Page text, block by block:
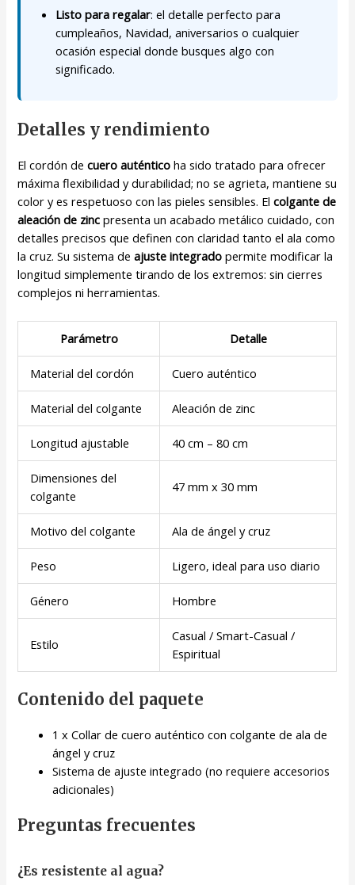
Listo para regalar: el detalle perfecto para
cumpleaños, Navidad, aniversarios o cualquier
ocasión especial donde busques algo con
significado.
Detalles y rendimiento
El cordón decuero auténtico ha sido tratado para ofrecer
máxima flexibilidad y durabilidad; no se agrieta, mantiene su
color y es respetuoso con las pieles sensibles. Elcolgante de
aleación de zinc presenta un acabado metálico cuidado, con
detalles precisos que definen con claridad tanto el ala como
la cruz. Su sistema deajuste integrado permite modificar la
longitud simplemente tirando de los extremos: sin cierres
complejos ni herramientas.
Parámetro Detalle
Material del cordón Cuero auténtico
Material del colgante Aleación de zinc
Longitud ajustable 40 cm – 80 cm
Dimensiones del
colgante
47 mm x 30 mm
Motivo del colgante Ala de ángel y cruz
Peso Ligero, ideal para uso diario
Género Hombre
Estilo
Casual / Smart-Casual /
Espiritual
Contenido del paquete
1 x Collar de cuero auténtico con colgante de ala de
ángel y cruz
Sistema de ajuste integrado (no requiere accesorios
adicionales)
Preguntas frecuentes
¿Es resistente al agua?